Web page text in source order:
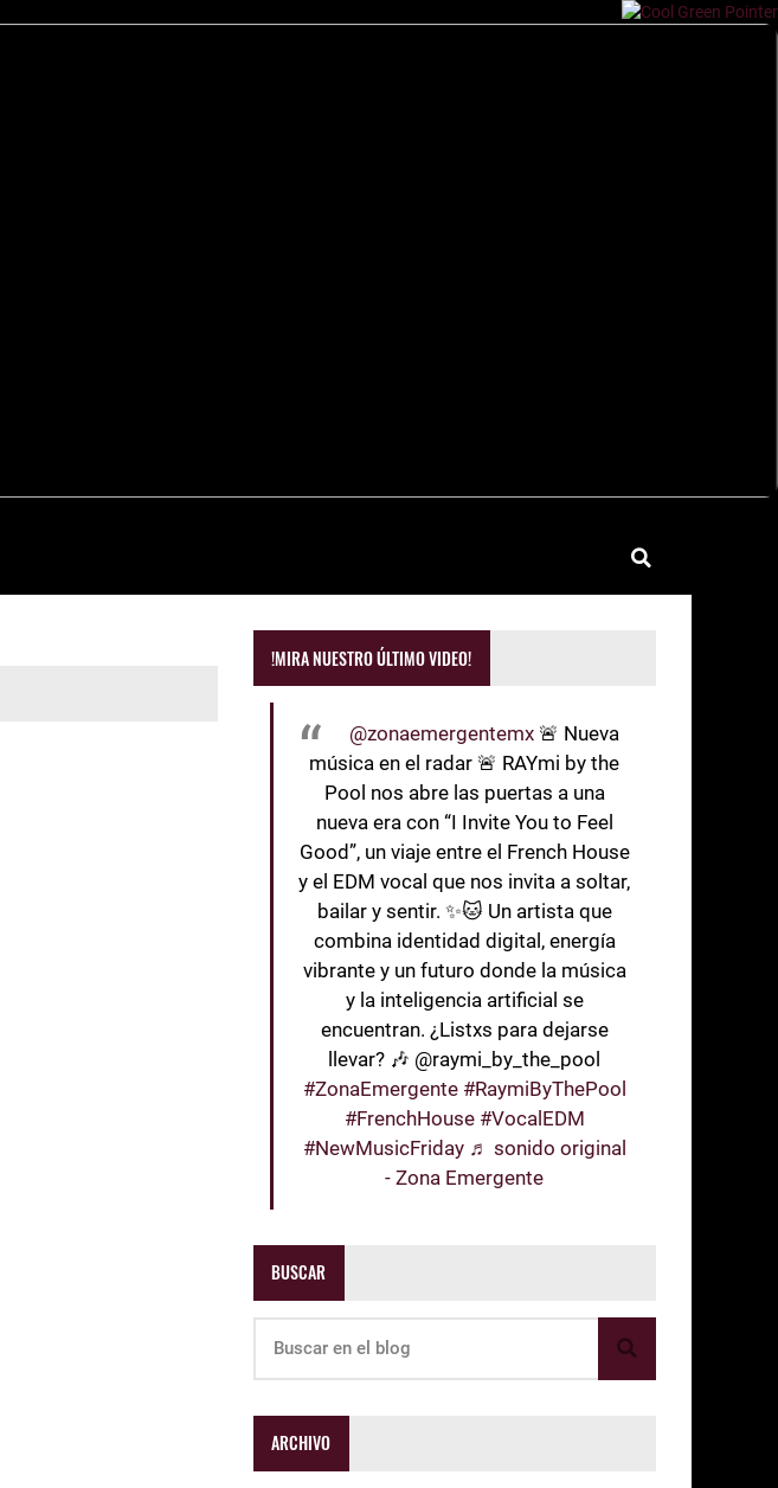
!MIRA NUESTRO ÚLTIMO VIDEO!
@zonaemergentemx 🚨 Nueva
música en el radar 🚨 RAYmi by the
Pool nos abre las puertas a una
nueva era con “I Invite You to Feel
Good”, un viaje entre el French House
y el EDM vocal que nos invita a soltar,
bailar y sentir. ✨🐱 Un artista que
combina identidad digital, energía
vibrante y un futuro donde la música
y la inteligencia artificial se
encuentran. ¿Listxs para dejarse
llevar? 🎶 @raymi_by_the_pool
#ZonaEmergente #RaymiByThePool
#FrenchHouse #VocalEDM
#NewMusicFriday ♬ sonido original
- Zona Emergente
BUSCAR
ARCHIVO